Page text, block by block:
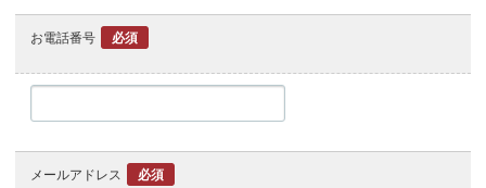
お電話番号 必須
メールアドレス 必須